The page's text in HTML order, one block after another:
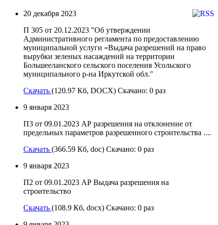
20 декабря 2023
П 305 от 20.12.2023 "Об утверждении
Административного регламента по предоставлению
муниципальной услуги «Выдача разрешений на право
вырубки зеленых насаждений на территории
Большееланского сельского поселения Усольского
муниципального р-на Иркутской обл."
Скачать (120.97 Кб, DOCX) Скачано: 0 раз
9 января 2023
П3 от 09.01.2023 АР разрешения на отклонение от
предельных параметров разрешенного строительства ....
Скачать (366.59 Кб, doc) Скачано: 0 раз
9 января 2023
П2 от 09.01.2023 АР Выдача разрешения на
строительство
Скачать (108.9 Кб, docx) Скачано: 0 раз